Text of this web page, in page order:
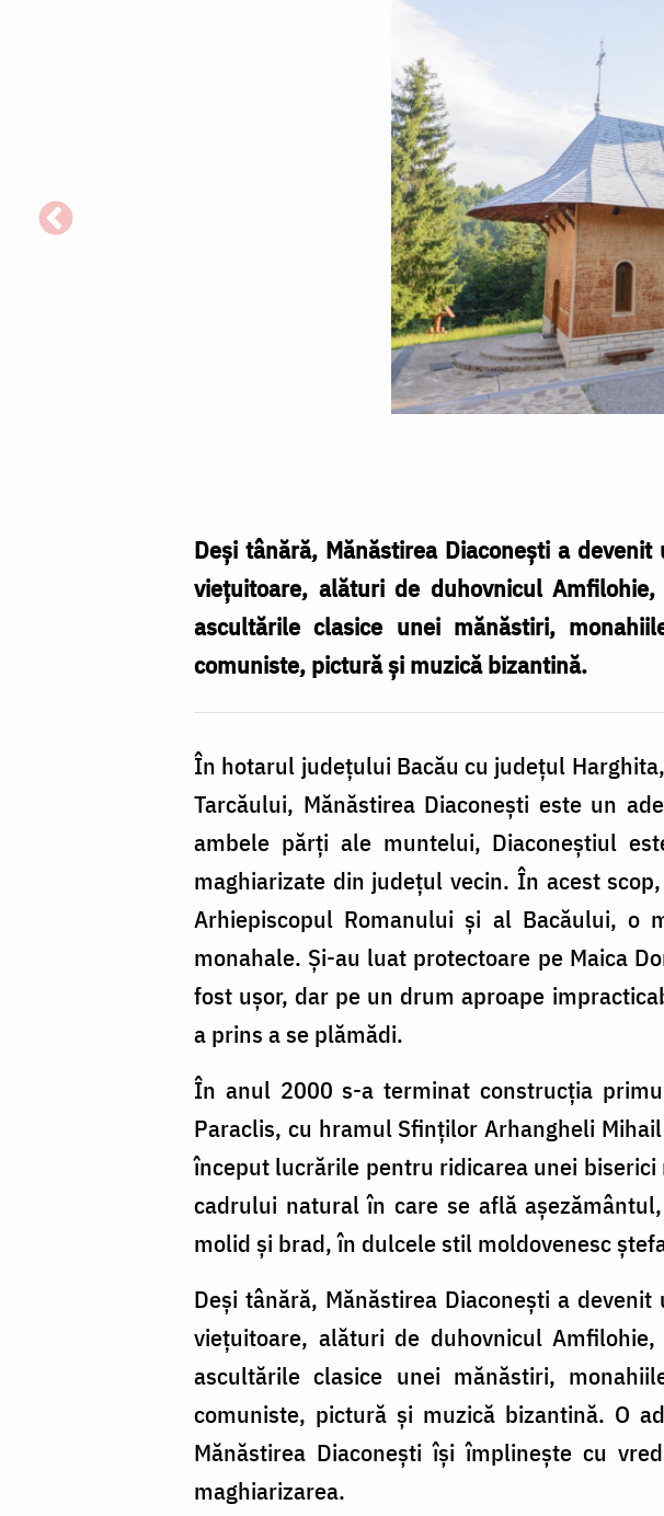
Deşi tânără, Mănăstirea Diaconeşti a
vieţuitoare, alături de duhovnicul
ascultările clasice unei mănăstiri,
comuniste, pictură şi muzică bizantină.
În hotarul judeţului Bacău cu judeţul
Tarcăului, Mănăstirea Diaconeşti este un
ambele părţi ale muntelui, Diaconeştiul
maghiarizate din judeţul vecin. În acest
Arhiepiscopul Romanului şi al Bacăului, o
monahale. Şi-au luat protectoare pe Maica
fost uşor, dar pe un drum aproape
a prins a se plămădi.
În anul 2000 s-a terminat construcţia
Paraclis, cu hramul Sfinţilor Arhangheli
început lucrările pentru ridicarea unei
cadrului natural în care se află
molid şi brad, în dulcele stil moldovenesc
Deşi tânără, Mănăstirea Diaconeşti a
vieţuitoare, alături de duhovnicul
ascultările clasice unei mănăstiri,
comuniste, pictură şi muzică bizantină. O
Mănăstirea Diaconeşti îşi împlineşte cu
maghiarizarea.